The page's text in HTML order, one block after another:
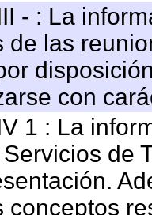
- : La
de las
con
1 : La
de
conceptos